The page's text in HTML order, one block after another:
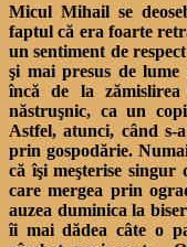
Micul Mihail se
faptul că era foarte
un sentiment de
şi mai presus de
încă de la
năstruşnic, ca un
Astfel, atunci, când
prin gospodărie.
că îşi meşterise singur
care mergea prin
auzea duminica la
îi mai dădea câte o